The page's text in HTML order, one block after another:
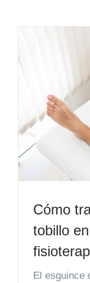
Cómo
tobillo
El esguince